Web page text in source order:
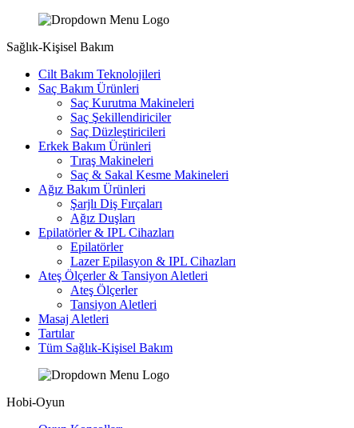
Sağlık-Kişisel Bakım
Cilt Bakım Teknolojileri
Saç Bakım Ürünleri
Saç Kurutma Makineleri
Saç Şekillendiriciler
Saç Düzleştiricileri
Erkek Bakım Ürünleri
Tıraş Makineleri
Saç & Sakal Kesme Makineleri
Ağız Bakım Ürünleri
Şarjlı Diş Fırçaları
Ağız Duşları
Epilatörler & IPL Cihazları
Epilatörler
Lazer Epilasyon & IPL Cihazları
Ateş Ölçerler & Tansiyon Aletleri
Ateş Ölçerler
Tansiyon Aletleri
Masaj Aletleri
Tartılar
Tüm Sağlık-Kişisel Bakım
Hobi-Oyun